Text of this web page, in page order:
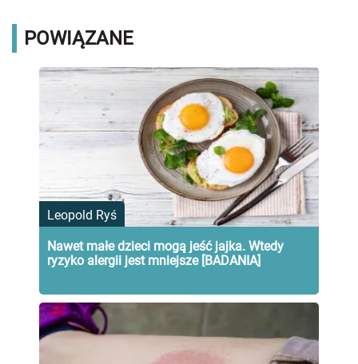
POWIĄZANE
Leopold Ryś
Nawet małe dzieci mogą jeść jajka. Wtedy
ryzyko alergii jest mniejsze [BADANIA]